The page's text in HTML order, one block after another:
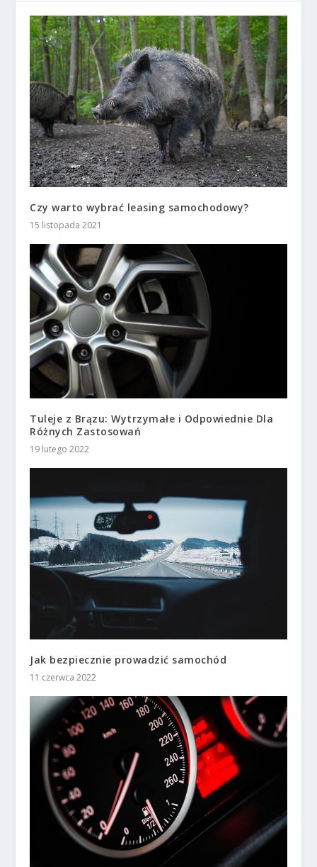
Czy warto wybrać leasing samochodowy?
15 listopada 2021
Tuleje z Brązu: Wytrzymałe i Odpowiednie Dla
Różnych Zastosowań
19 lutego 2022
Jak bezpiecznie prowadzić samochód
11 czerwca 2022